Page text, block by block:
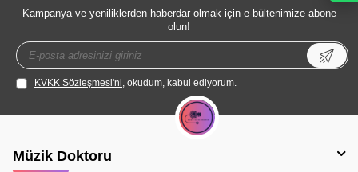
Kampanya ve yeniliklerden haberdar olmak için e-bültenimize abone
olun!
KVKK Sözleşmesi'ni, okudum, kabul ediyorum.
Müzik Doktoru